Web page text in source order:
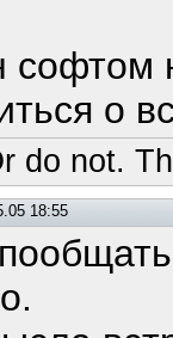
о
do not.
18:55